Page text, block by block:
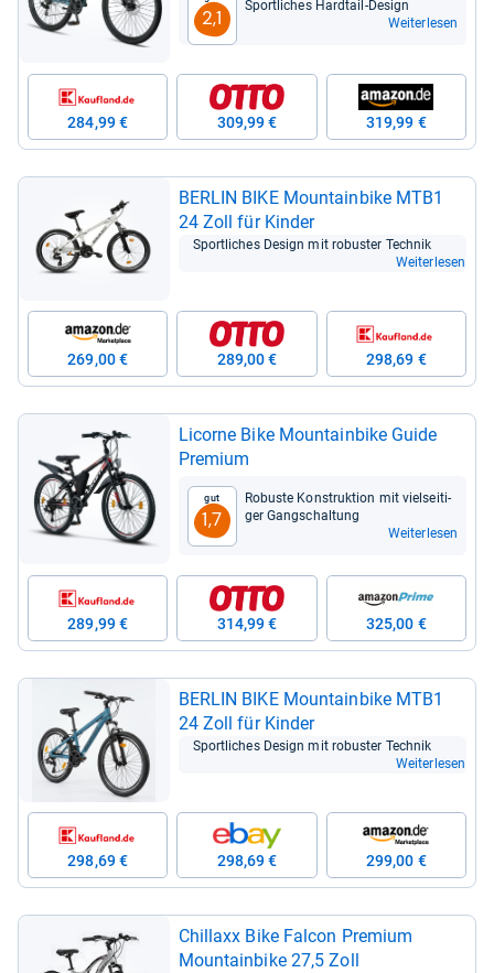
2,1
Sport­li­ches Hard­tail-​Design
Weiterlesen
284,99 € 309,99 € 319,99 €
BER­LIN BIKE Moun­tain­bike MTB1
24 Zoll für Kin­der
Sport­li­ches Design mit robus­ter Tech­nik
Weiterlesen
269,00 € 289,00 € 298,69 €
Licorne Bike Moun­tain­bike Guide
Pre­mium
Gut
1,7
Robuste Kon­struk­tion mit viel­sei­ti­
ger Gang­schal­tung
Weiterlesen
289,99 € 314,99 € 325,00 €
BER­LIN BIKE Moun­tain­bike MTB1
24 Zoll für Kin­der
Sport­li­ches Design mit robus­ter Tech­nik
Weiterlesen
298,69 € 298,69 € 299,00 €
Chil­laxx Bike Fal­con Pre­mium
Moun­tain­bike 27,5 Zoll